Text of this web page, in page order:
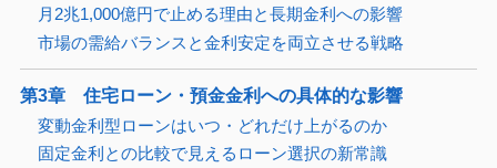
月2兆1,000億円で止める理由と長期金利への影響
市場の需給バランスと金利安定を両立させる戦略
第3章 住宅ローン・預金金利への具体的な影響
変動金利型ローンはいつ・どれだけ上がるのか
固定金利との比較で見えるローン選択の新常識